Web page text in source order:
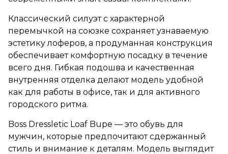
Классический силуэт с характерной
перемычкой на союзке сохраняет узнаваемую
эстетику лоферов, а продуманная конструкция
обеспечивает комфортную посадку в течение
всего дня. Гибкая подошва и качественная
внутренняя отделка делают модель удобной
как для работы в офисе, так и для активного
городского ритма.
Boss Dressletic Loaf Bupe — это обувь для
мужчин, которые предпочитают сдержанный
стиль и внимание к деталям. Модель выглядит